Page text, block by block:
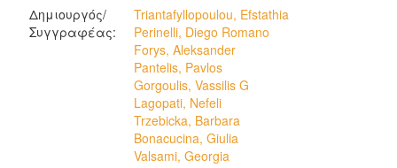
Δημιουργός/
Συγγραφέας:
Triantafyllopoulou, Efstathia
Perinelli, Diego Romano
Forys, Aleksander
Pantelis, Pavlos
Gorgoulis, Vassilis G
Lagopati, Nefeli
Trzebicka, Barbara
Bonacucina, Giulia
Valsami, Georgia